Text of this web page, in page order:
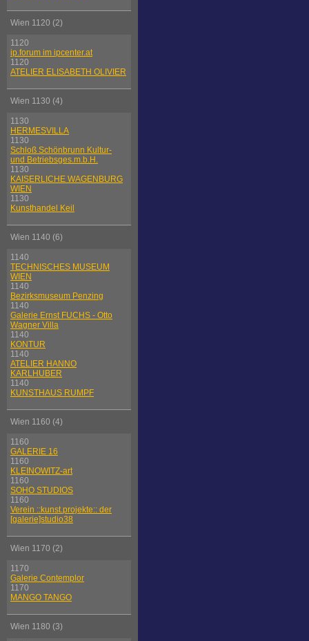
Wien 1120 (2)
1120
ip.forum im ipcenter.at
1120
ATELIER ELISABETH OLIVIER
Wien 1130 (4)
1130
HERMESVILLA
1130
Schloß Schönbrunn Kultur-
und Betriebsges.m.b.H.
1130
KAISERLICHE WAGENBURG
WIEN
1130
Kunsthandel Keil
Wien 1140 (6)
1140
TECHNISCHES MUSEUM
WIEN
1140
Bezirksmuseum Penzing
1140
Galerie Ernst FUCHS - Otto
Wagner Villa
1140
KONTUR
1140
ATELIER HANNO
KARLHUBER
1140
KUNSTHAUS RUMPF
Wien 1160 (4)
1160
GALERIE 16
1160
KLEINOWITZ-art
1160
SOHO STUDIOS
1160
Verein ::kunst.projekte:: der
[galerie]studio38
Wien 1170 (2)
1170
Galerie Contemplor
1170
MANGO TANGO
Wien 1180 (3)